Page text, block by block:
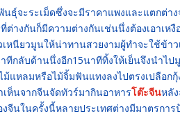
ธุ์จะระเม็ดซึ่งจะมีราคาแพงและแตกต่าง
างกันก็มีความต่างกันเช่นนึ่งต้องเอาเหงื
หนียวมูนให้น่าทานสวยงามผู้ทำจะใช้ข้าว
กลับด้านนึ่งอีก15นาทีทิ้งให้เย็นจึงนำไ
แหลมหรือไม้จิ้มฟันแทงลงไปตรงเปลือก
ห็นจากจีนจัดทัวร์มากินอาหารโต๊ะจีนหลั
นในครั้งนี้หลายประเทศต่างมีมาตรการ